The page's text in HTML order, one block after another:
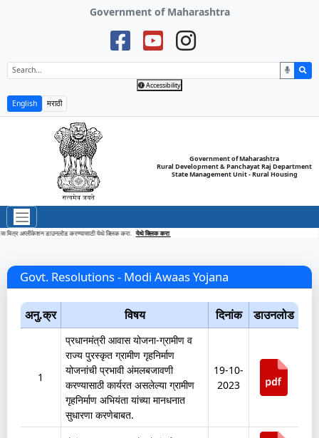
Government of Maharashtra
Accessibility
English मराठी
Government of Maharashtra
Rural Development & Panchayat Raj Department
State Management Unit - Rural Housing
मित्र अप्लीकेशन डाउनलोड करण्यासाठी येथे क्लिक करा. येथे क्लिक करा
Govt. Resolutions - Modi Awaas Yojana
अनु.क्र विषय दिनांक डाउनलोड
1
प्रधानमंत्री आवास योजना-ग्रामीण व
राज्य पुरस्कृत ग्रामीण गृहनिर्माण
योजनांची प्रभावी अंमलबजावणी
करण्यासाठी कार्यरत असलेल्या ग्रामीण
गृहनिर्माण अभियंता यांच्या मानधनात
सुधारणा करणेबाबत.
19-10-
2023